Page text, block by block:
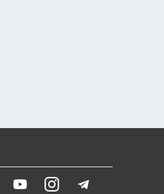
Twitter YoutubeInstagram